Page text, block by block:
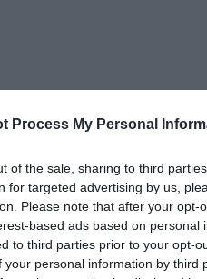
Process My Personal
of the sale, sharing to third
for targeted advertising by us,
Please note that after your opt-
based ads based on personal
to third parties prior to your opt-
personal information by third